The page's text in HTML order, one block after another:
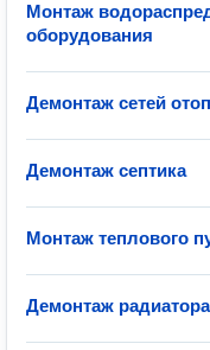
Монтаж
оборудования
Демонтаж сетей
Демонтаж септика
Монтаж теплового
Демонтаж радиатора